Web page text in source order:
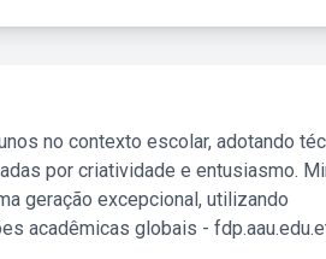
no contexto escolar, adotando
por criatividade e entusiasmo.
geração excepcional, utilizando
acadêmicas globais -